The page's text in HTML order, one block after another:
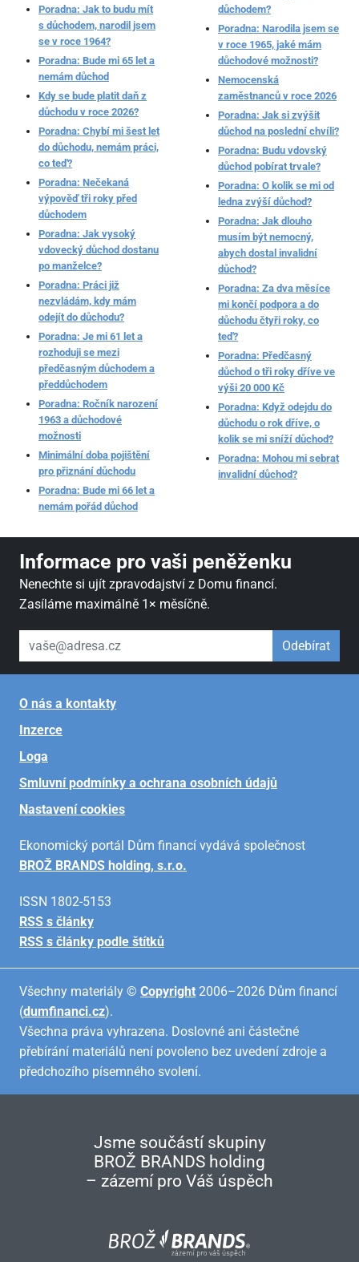
Poradna: Jak to budu mít
s důchodem, narodil jsem
se v roce 1964?
Poradna: Bude mi 65 let a
nemám důchod
Kdy se bude platit daň z
důchodu v roce 2026?
Poradna: Chybí mi šest let
do důchodu, nemám práci,
co teď?
Poradna: Nečekaná
výpověď tři roky před
důchodem
Poradna: Jak vysoký
vdovecký důchod dostanu
po manželce?
Poradna: Práci již
nezvládám, kdy mám
odejít do důchodu?
Poradna: Je mi 61 let a
rozhoduji se mezi
předčasným důchodem a
předdůchodem
Poradna: Ročník narození
1963 a důchodové
možnosti
Minimální doba pojištění
pro přiznání důchodu
Poradna: Bude mi 66 let a
nemám pořád důchod
důchodem?
Poradna: Narodila jsem se
v roce 1965, jaké mám
důchodové možnosti?
Nemocenská
zaměstnanců v roce 2026
Poradna: Jak si zvýšit
důchod na poslední chvíli?
Poradna: Budu vdovský
důchod pobírat trvale?
Poradna: O kolik se mi od
ledna zvýší důchod?
Poradna: Jak dlouho
musím být nemocný,
abych dostal invalidní
důchod?
Poradna: Za dva měsíce
mi končí podpora a do
důchodu čtyři roky, co
teď?
Poradna: Předčasný
důchod o tři roky dříve ve
výši 20 000 Kč
Poradna: Když odejdu do
důchodu o rok dříve, o
kolik se mi sníží důchod?
Poradna: Mohou mi sebrat
invalidní důchod?
Informace pro vaši peněženku
Nenechte si ujít zpravodajství z Domu financí.
Zasíláme maximálně 1× měsíčně.
váš email Odebírat
O nás a kontakty
Inzerce
Loga
Smluvní podmínky a ochrana osobních údajů
Nastavení cookies
Ekonomický portál Dům financí vydává společnost
BROŽ BRANDS holding, s.r.o.
ISSN 1802-5153
RSS s články
RSS s články podle štítků
Všechny materiály © Copyright 2006–2026 Dům financí
(dumfinanci.cz).
Všechna práva vyhrazena. Doslovné ani částečné
přebírání materiálů není povoleno bez uvedení zdroje a
předchozího písemného svolení.
Jsme součástí skupiny
BROŽ BRANDS holding
– zázemí pro Váš úspěch